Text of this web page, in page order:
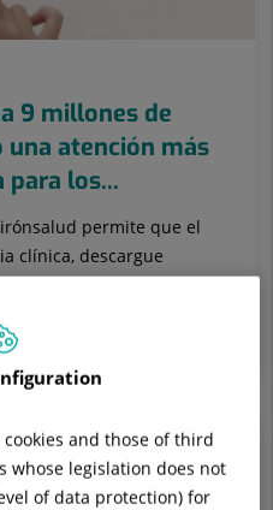
9 millones de
atención más
para los...
permite que el
clínica, descargue
sus citas, acceda a
and those of third
whose legislation does not
of data protection) for